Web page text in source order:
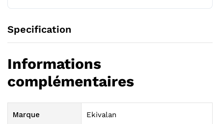
Specification
Informations
complémentaires
Marque Ekivalan